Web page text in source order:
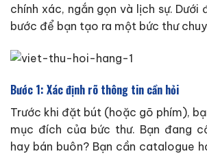
chính xác, ngắn gọn và lịch sự. Dưới
bước để bạn tạo ra một bức thư
Bước 1: Xác định rõ thông tin cần hỏi
Trước khi đặt bút (hoặc gõ phím),
mục đích của bức thư. Bạn đang
hay bán buôn? Bạn cần catalogue